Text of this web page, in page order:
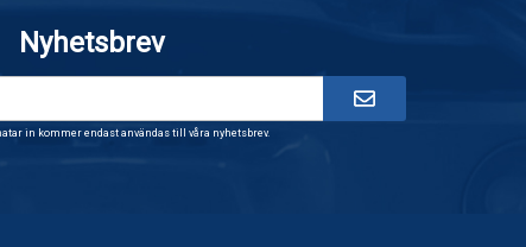
Nyhetsbrev
in kommer endast användas till våra nyhetsbrev.